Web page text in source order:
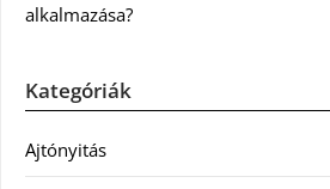
alkalmazása?
Kategóriák
Ajtónyitás